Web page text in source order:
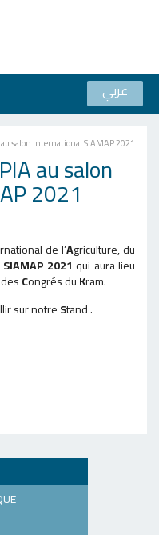
عربي
salon international SIAMAP 2021
au salon
2021
de l’Agriculture, du
SIAMAP 2021 qui aura lieu
Congrés duKram.
sur notreStand .